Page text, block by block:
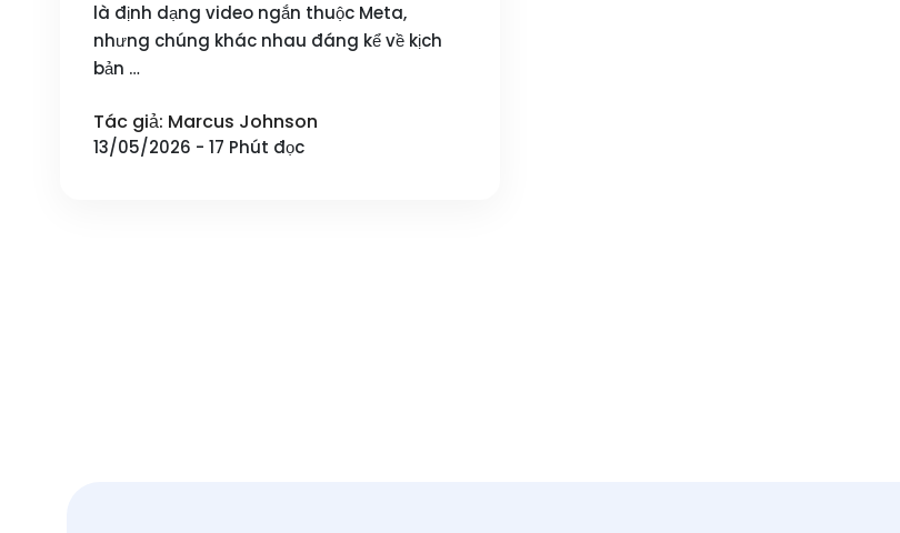
lược nội dung năm 2026
là định dạng video ngắn thuộc Meta,
nhưng chúng khác nhau đáng kể về kịch
bản …
Tác giả: Marcus Johnson
13/05/2026 - 17 Phút đọc